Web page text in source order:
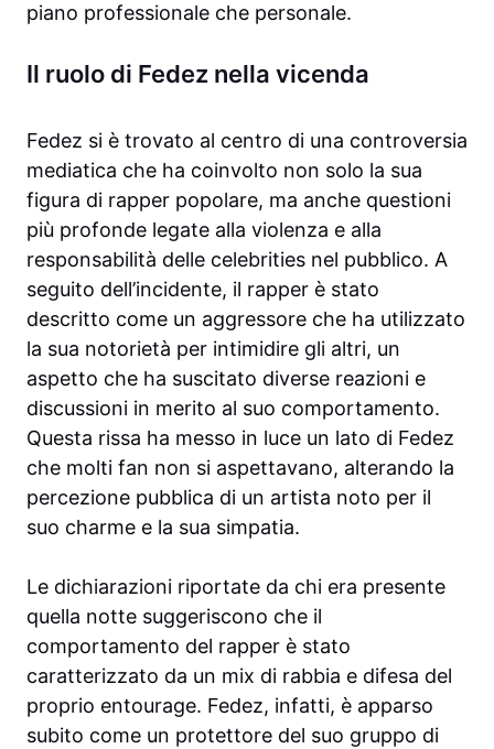
piano professionale che personale.
Il ruolo di Fedez nella vicenda
Fedez si è trovato al centro di una controversia
mediatica che ha coinvolto non solo la sua
figura di rapper popolare, ma anche questioni
più profonde legate alla violenza e alla
responsabilità delle celebrities nel pubblico. A
seguito dell’incidente, il rapper è stato
descritto come un aggressore che ha utilizzato
la sua notorietà per intimidire gli altri, un
aspetto che ha suscitato diverse reazioni e
discussioni in merito al suo comportamento.
Questa rissa ha messo in luce un lato di Fedez
che molti fan non si aspettavano, alterando la
percezione pubblica di un artista noto per il
suo charme e la sua simpatia.
Le dichiarazioni riportate da chi era presente
quella notte suggeriscono che il
comportamento del rapper è stato
caratterizzato da un mix di rabbia e difesa del
proprio entourage. Fedez, infatti, è apparso
subito come un protettore del suo gruppo di